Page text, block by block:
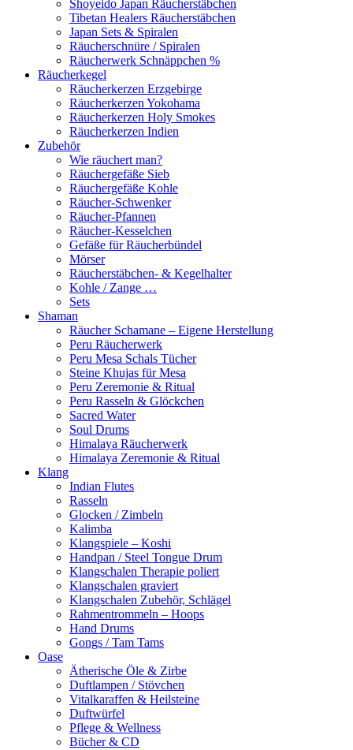
Shoyeido Japan Räucherstäbchen
Tibetan Healers Räucherstäbchen
Japan Sets & Spiralen
Räucherschnüre / Spiralen
Räucherwerk Schnäppchen %
Räucherkegel
Räucherkerzen Erzgebirge
Räucherkerzen Yokohama
Räucherkerzen Holy Smokes
Räucherkerzen Indien
Zubehör
Wie räuchert man?
Räuchergefäße Sieb
Räuchergefäße Kohle
Räucher-Schwenker
Räucher-Pfannen
Räucher-Kesselchen
Gefäße für Räucherbündel
Mörser
Räucherstäbchen- & Kegelhalter
Kohle / Zange …
Sets
Shaman
Räucher Schamane – Eigene Herstellung
Peru Räucherwerk
Peru Mesa Schals Tücher
Steine Khujas für Mesa
Peru Zeremonie & Ritual
Peru Rasseln & Glöckchen
Sacred Water
Soul Drums
Himalaya Räucherwerk
Himalaya Zeremonie & Ritual
Klang
Indian Flutes
Rasseln
Glocken / Zimbeln
Kalimba
Klangspiele – Koshi
Handpan / Steel Tongue Drum
Klangschalen Therapie poliert
Klangschalen graviert
Klangschalen Zubehör, Schlägel
Rahmentrommeln – Hoops
Hand Drums
Gongs / Tam Tams
Oase
Ätherische Öle & Zirbe
Duftlampen / Stövchen
Vitalkaraffen & Heilsteine
Duftwürfel
Pflege & Wellness
Bücher & CD